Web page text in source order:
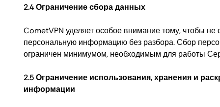
2.4 Ограничение сбора данных
CometVPN уделяет особое внимание тому, чтобы не
персональную информацию без разбора. Сбор
ограничен минимумом, необходимым для работы
2.5 Ограничение использования, хранения и
информации